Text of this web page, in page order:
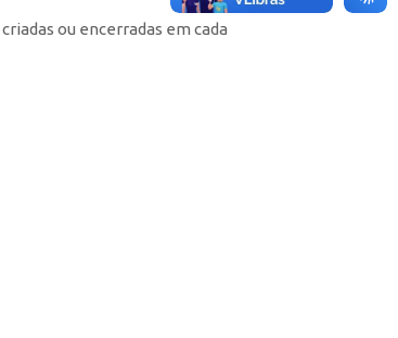
ou encerradas em cada